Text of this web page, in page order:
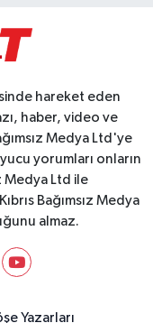
hareket eden
haber, video ve
Medya Ltd'ye
yorumları onların
Medya Ltd ile
Bağımsız Medya
almaz.
Yazarları